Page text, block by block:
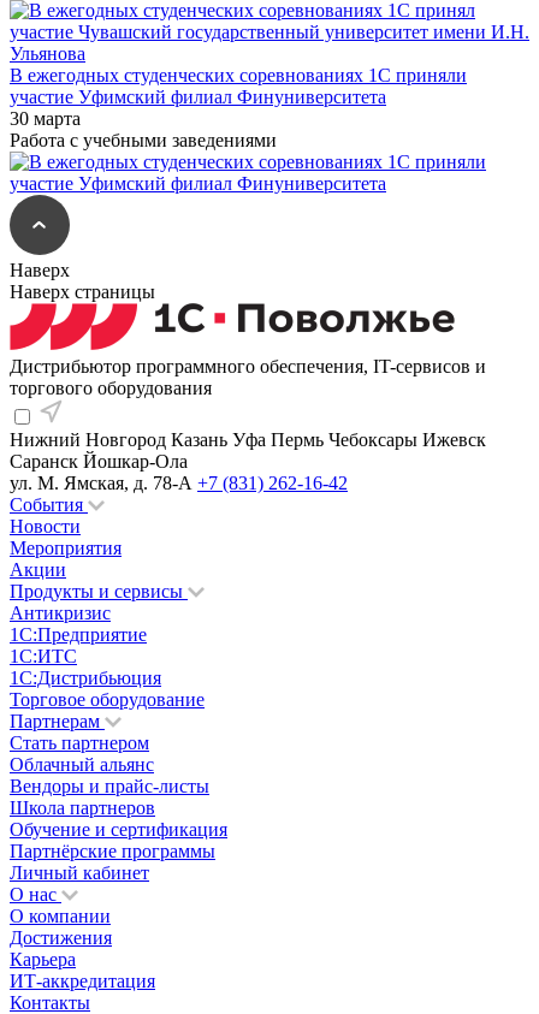
В ежегодных студенческих соревнованиях 1С приняли
участие Уфимский филиал Финуниверситета
30 марта
Работа с учебными заведениями
Наверх
Наверх страницы
Дистрибьютор программного обеспечения, IT-сервисов и
торгового оборудования
Нижний Новгород Казань Уфа Пермь Чебоксары Ижевск
Саранск Йошкар-Ола
ул. М. Ямская, д. 78-А +7 (831) 262-16-42
События
Новости
Мероприятия
Акции
Продукты и сервисы
Антикризис
1С:Предприятие
1С:ИТС
1С:Дистрибьюция
Торговое оборудование
Партнерам
Стать партнером
Облачный альянс
Вендоры и прайс-листы
Школа партнеров
Обучение и сертификация
Партнёрские программы
Личный кабинет
О нас
О компании
Достижения
Карьера
ИТ-аккредитация
Контакты